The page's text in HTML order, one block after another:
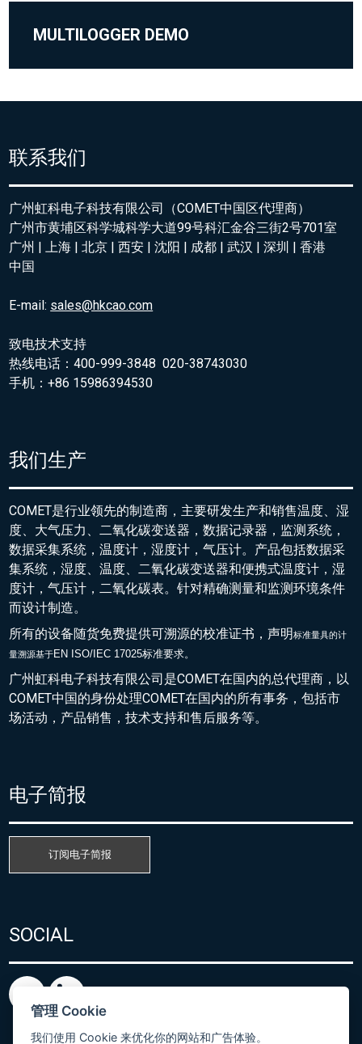
MULTILOGGER DEMO
联系我们
广州虹科电子科技有限公司（COMET中国区代理商）
广州市黄埔区科学城科学大道99号科汇金谷三街2号701室
广州 | 上海 | 北京 | 西安 | 沈阳 | 成都 | 武汉 | 深圳 | 香港
中国
E-mail: sales@hkcao.com
致电技术支持
热线电话：400-999-3848 020-38743030
手机：+86 15986394530
我们生产
COMET是行业领先的制造商，主要研发生产和销售温度、湿
度、大气压力、二氧化碳变送器，数据记录器，监测系统，
数据采集系统，温度计，湿度计，气压计。产品包括数据采
集系统，湿度、温度、二氧化碳变送器和便携式温度计，湿
度计，气压计，二氧化碳表。针对精确测量和监测环境条件
而设计制造。
所有的设备随货免费提供可溯源的校准证书，声明标准量具的计
量溯源基于EN ISO/IEC 17025标准要求。
广州虹科电子科技有限公司是COMET在国内的总代理商，以
COMET中国的身份处理COMET在国内的所有事务，包括市
场活动，产品销售，技术支持和售后服务等。
电子简报
订阅电子简报
SOCIAL
管理 Cookie
我们使用 Cookie 来优化你的网站和广告体验。